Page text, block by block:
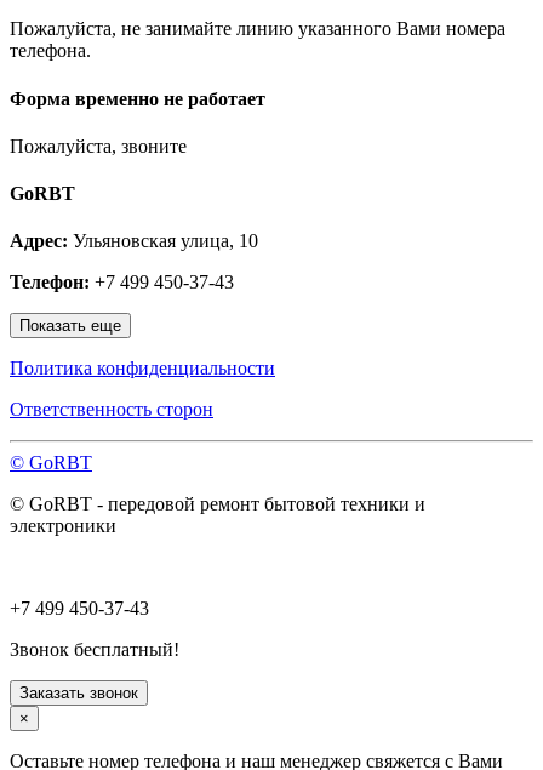
Ликино-Дулёво
Лобня
Луховицы
Люберцы
Малаховка
Можайск
Москва и МО
Наро-Фоминск
Ногинск
Одинцово
Ожерелье
Орехово-Зуево
Пересвет
Подольск
Протвино
Пущино
Раменское
Руза
Сергиев Посад
Серпухов
Солнечногорск
Старая Купавна
Ступино
Пожалуйста, не занимайте линию указанного Вами номера
телефона.
Форма временно не работает
Пожалуйста, звоните
GoRBT
Адрес: Ульяновская улица, 10
Телефон: +7 499 450-37-43
Показать еще
Политика конфиденциальности
Ответственность сторон
© GoRBT
© GoRBT - передовой ремонт бытовой техники и
электроники
+7 499 450-37-43
Звонок бесплатный!
Заказать звонок
×
Оставьте номер телефона и наш менеджер свяжется с Вами